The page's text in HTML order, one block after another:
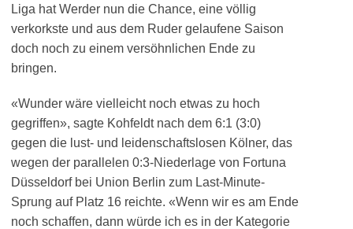
Liga hat Werder nun die Chance, eine völlig
verkorkste und aus dem Ruder gelaufene Saison
doch noch zu einem versöhnlichen Ende zu
bringen.
«Wunder wäre vielleicht noch etwas zu hoch
gegriffen», sagte Kohfeldt nach dem 6:1 (3:0)
gegen die lust- und leidenschaftslosen Kölner, das
wegen der parallelen 0:3-Niederlage von Fortuna
Düsseldorf bei Union Berlin zum Last-Minute-
Sprung auf Platz 16 reichte. «Wenn wir es am Ende
noch schaffen, dann würde ich es in der Kategorie